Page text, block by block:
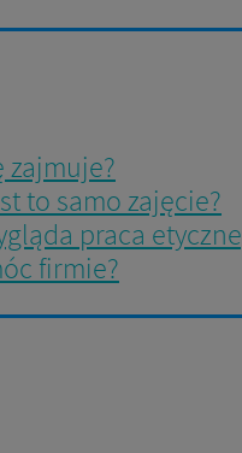
zajmuje?
to samo zajęcie?
praca
firmie?